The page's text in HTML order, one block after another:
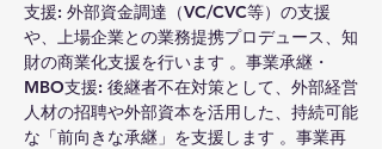
支援: 外部資金調達（VC/CVC等）の支援
や、上場企業との業務提携プロデュース、知
財の商業化支援を行います 。事業承継・
MBO支援: 後継者不在対策として、外部経営
人材の招聘や外部資本を活用した、持続可能
な「前向きな承継」を支援します 。事業再